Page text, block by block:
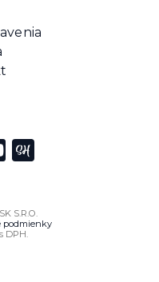
S.R.O.
podmienky
DPH.